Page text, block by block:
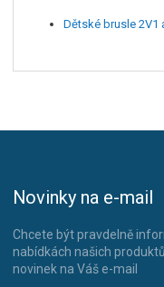
Dětské brusle 2V1
Novinky na e-mail
Chcete být pravdelně
nabídkách našich
novinek na Váš e-mail